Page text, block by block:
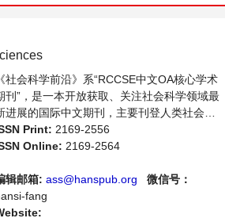
《社会科学前沿》系“RCCSE中文OA核心学术
刊”，是一本开放获取、关注社会科学领域最
进展的国际中文期刊，主要刊登人类社会各
现象和社会科学理论，包括经济、文化、历
等社会学学术论文和成果报道及评述。本刊
，集学术性、思想性为一体，旨在给世界范
内的社会科学研究者提供一个传播、分享和
论社会科学领域内不同方向问题与发展的交
Print: 2169-2556
Online: 2169-2564
辑邮箱: ass@hanspub.org
微信号：
fang